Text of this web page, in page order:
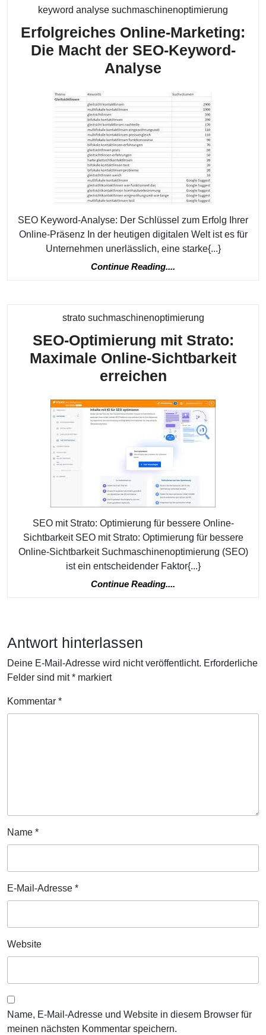
keyword analyse suchmaschinenoptimierung
Erfolgreiches Online-Marketing:
Die Macht der SEO-Keyword-
Analyse
Marketing:
Die
Macht
der
SEO-
Keyword-
SEO Keyword-Analyse: Der Schlüssel zum Erfolg Ihrer
Online-Präsenz In der heutigen digitalen Welt ist es für
Unternehmen unerlässlich, eine starke{...}
Continue Reading....
strato suchmaschinenoptimierungKategorie
SEO-Optimierung mit Strato:
Maximale Online-Sichtbarkeit
erreichenSEO-
mit
Strato:
Maximale
Sichtbarkeit
erreichen
SEO mit Strato: Optimierung für bessere Online-
Sichtbarkeit SEO mit Strato: Optimierung für bessere
Online-Sichtbarkeit Suchmaschinenoptimierung (SEO)
ist ein entscheidender Faktor{...}
Continue Reading....
Antwort hinterlassen
Deine E-Mail-Adresse wird nicht veröffentlicht. Erforderliche
Felder sind mit* markiert
Kommentar *
Name *
E-Mail-Adresse *
Website
Name, E-Mail-Adresse und Website in diesem Browser für
meinen nächsten Kommentar speichern.